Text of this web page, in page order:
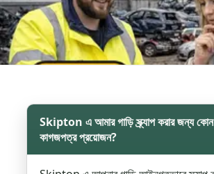
Skipton এ আমার গাড়ি স্ক্র্যাপ করার জন্য
কাগজপত্র প্রয়োজন?